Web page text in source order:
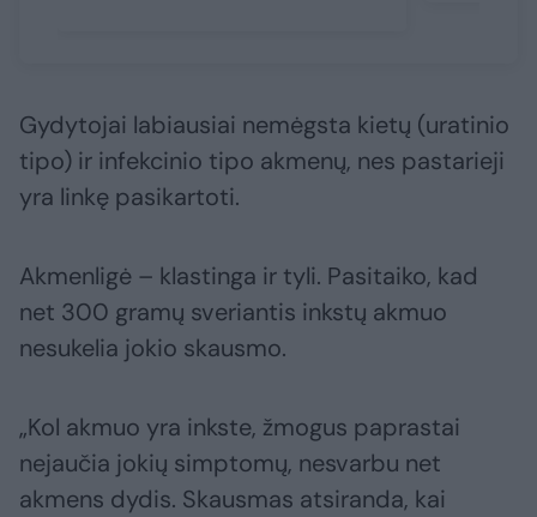
Gydytojai labiausiai nemėgsta kietų (uratinio
tipo) ir infekcinio tipo akmenų, nes pastarieji
yra linkę pasikartoti.
Akmenligė – klastinga ir tyli. Pasitaiko, kad
net 300 gramų sveriantis inkstų akmuo
nesukelia jokio skausmo.
„Kol akmuo yra inkste, žmogus paprastai
nejaučia jokių simptomų, nesvarbu net
akmens dydis. Skausmas atsiranda, kai